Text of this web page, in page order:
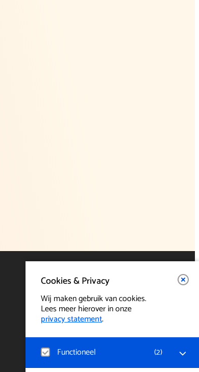
Cookies & Privacy
Wij maken gebruik van cookies.
Lees meer hierover in onze
privacy statement.
Functioneel (2)